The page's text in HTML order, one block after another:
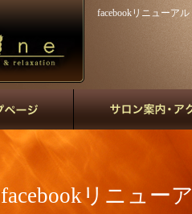
facebookリニューア
facebookリニュー